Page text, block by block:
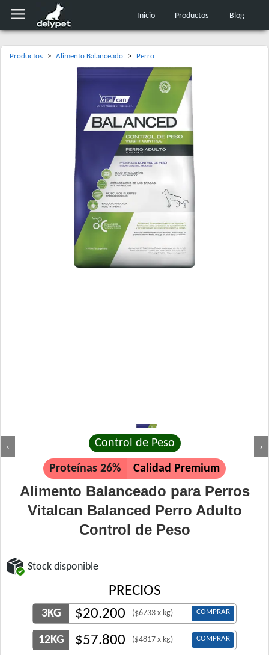
Inicio Productos Blog
Productos > Alimento Balanceado > Perro
‹ ›
Control de Peso
Proteínas 26% Calidad Premium
Alimento Balanceado para Perros
Vitalcan Balanced Perro Adulto
Control de Peso
Stock disponible
PRECIOS
3KG $20.200 ($6733 x kg) COMPRAR
12KG $57.800 ($4817 x kg) COMPRAR